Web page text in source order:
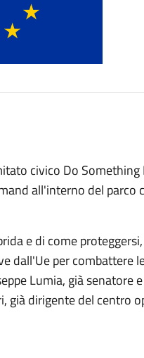
civico Do
all'interno del
e di come
dall'Ue per combattere
Lumia, già
già dirigente del centro